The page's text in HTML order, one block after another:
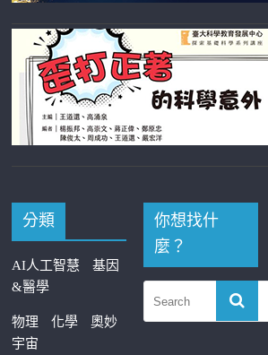
分類
AI人工智慧
基因
&醫學
物理 化學
奧妙
宇宙
你想找什
麼？